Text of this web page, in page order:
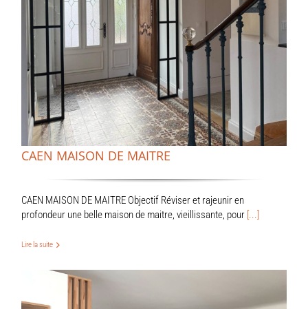
CAEN MAISON DE MAITRE
CAEN MAISON DE MAITRE Objectif Réviser et rajeunir en
profondeur une belle maison de maitre, vieillissante, pour [...]
Lire la suite